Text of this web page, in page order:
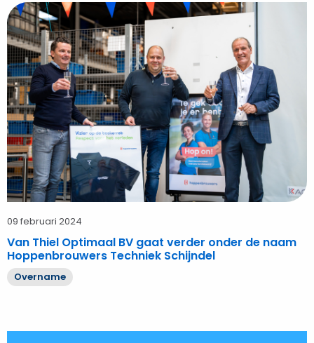
Bekijk
Van
Thiel
Optimaal
BV
gaat
verder
onder
de
naam
Hoppenbrouwers
Techniek
09 februari 2024
Van Thiel Optimaal BV gaat verder onder de naam
Hoppenbrouwers Techniek Schijndel
Overname